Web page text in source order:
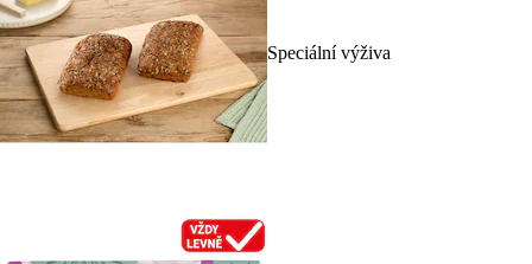
Speciální výživa